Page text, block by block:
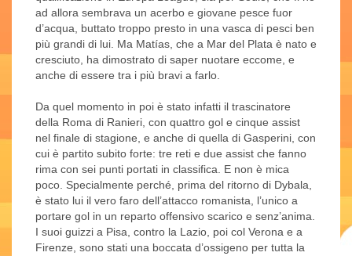
ad allora sembrava un acerbo e giovane pesce fuor
d’acqua, buttato troppo presto in una vasca di pesci ben
più grandi di lui. Ma Matías, che a Mar del Plata è nato e
cresciuto, ha dimostrato di saper nuotare eccome, e
anche di essere tra i più bravi a farlo.
Da quel momento in poi è stato infatti il trascinatore
della Roma di Ranieri, con quattro gol e cinque assist
nel finale di stagione, e anche di quella di Gasperini, con
cui è partito subito forte: tre reti e due assist che fanno
rima con sei punti portati in classifica. E non è mica
poco. Specialmente perché, prima del ritorno di Dybala,
è stato lui il vero faro dell’attacco romanista, l’unico a
portare gol in un reparto offensivo scarico e senz’anima.
I suoi guizzi a Pisa, contro la Lazio, poi col Verona e a
Firenze, sono stati una boccata d’ossigeno per tutta la